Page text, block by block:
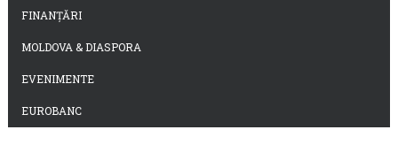
FINANȚĂRI
MOLDOVA & DIASPORA
EVENIMENTE
EUROBANC